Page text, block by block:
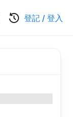
登記 / 登入